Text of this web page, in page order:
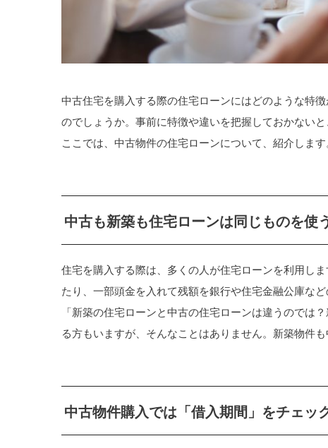
中古住宅を購入する際の住宅ローンにはどのような特
のでしょうか。事前に特徴や違いを把握しておかない
ここでは、中古物件の住宅ローンについて、紹介します
中古も新築も住宅ローンは同じものを使
住宅を購入する際は、多くの人が住宅ローンを利用し
たり、一部頭金を入れて残額を銀行や住宅金融公庫な
「新築の住宅ローンと中古の住宅ローンは違うのでは
る方もいますが、そんなことはありません。新築物件
中古物件購入では「借入期間」をチェッ